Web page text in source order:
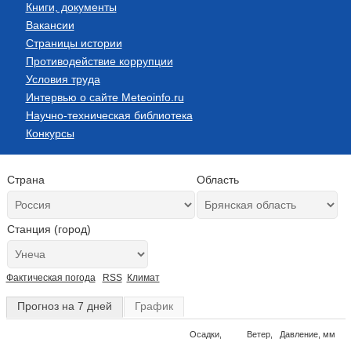
Книги, документы
Вакансии
Страницы истории
Противодействие коррупции
Условия труда
Интервью о сайте Meteoinfo.ru
Научно-техническая библиотека
Конкурсы
Страна Область
Станция (город)
Фактическая погода RSS Климат
Прогноз на 7 дней График
Осадки,
Ветер,
Давление, мм